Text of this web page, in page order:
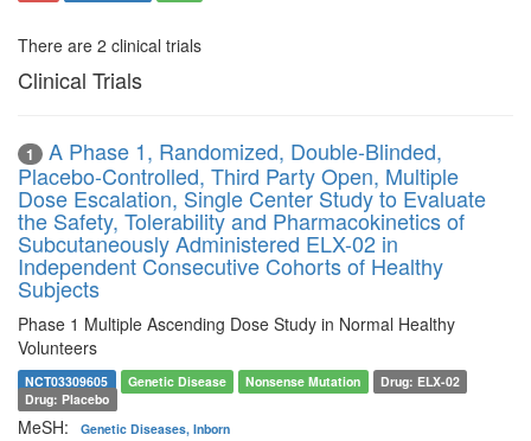
There are 2 clinical trials
Clinical Trials
1
A Phase 1, Randomized, Double-Blinded,
Placebo-Controlled, Third Party Open, Multiple
Dose Escalation, Single Center Study to Evaluate
the Safety, Tolerability and Pharmacokinetics of
Subcutaneously Administered ELX-02 in
Independent Consecutive Cohorts of Healthy
Subjects
Phase 1 Multiple Ascending Dose Study in Normal Healthy
Volunteers
NCT03309605 Genetic Disease Nonsense Mutation
Drug: ELX-02
Drug: Placebo
MeSH: Genetic Diseases, Inborn